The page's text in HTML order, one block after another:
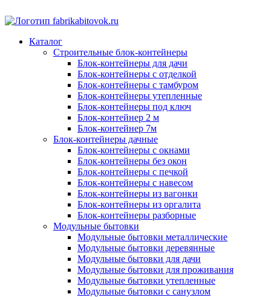
Каталог
Строительные блок-контейнеры
Блок-контейнеры для дачи
Блок-контейнеры с отделкой
Блок-контейнеры с тамбуром
Блок-контейнеры утепленные
Блок-контейнеры под ключ
Блок-контейнер 2 м
Блок-контейнер 7м
Блок-контейнеры дачные
Блок-контейнеры с окнами
Блок-контейнеры без окон
Блок-контейнеры с печкой
Блок-контейнеры с навесом
Блок-контейнеры из вагонки
Блок-контейнеры из оргалита
Блок-контейнеры разборные
Модульные бытовки
Модульные бытовки металлические
Модульные бытовки деревянные
Модульные бытовки для дачи
Модульные бытовки для проживания
Модульные бытовки утепленные
Модульные бытовки с санузлом